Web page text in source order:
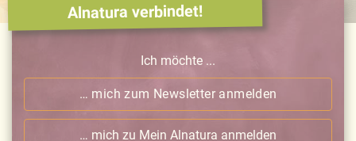
Alnatura verbindet!
Ich möchte ...
… mich zum Newsletter anmelden
… mich zu Mein Alnatura anmelden